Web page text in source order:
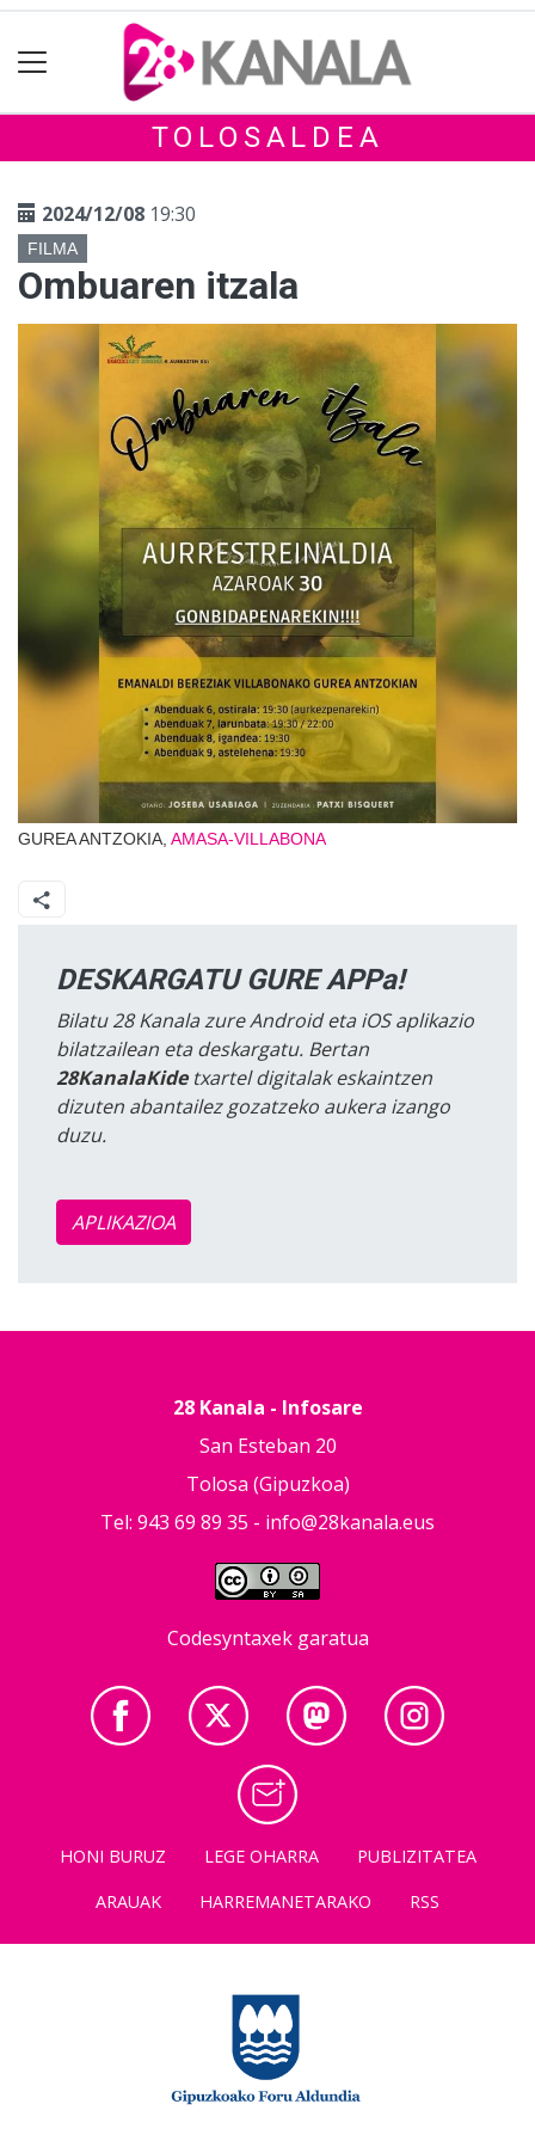
TOLOSALDEA
2024/12/08 19:30
FILMA
Ombuaren itzala
GUREA ANTZOKIA, AMASA-VILLABONA
DESKARGATU GURE APPa!
Bilatu 28 Kanala zure Android eta iOS aplikazio
bilatzailean eta deskargatu. Bertan
28KanalaKidetxartel digitalak eskaintzen
dizuten abantailez gozatzeko aukera izango
duzu.
APLIKAZIOA
28 Kanala - Infosare
San Esteban 20
Tolosa (Gipuzkoa)
Tel: 943 69 89 35 - info@28kanala.eus
Codesyntaxek garatua
HONI BURUZ LEGE OHARRA
PUBLIZITATEA
ARAUAK
HARREMANETARAKO RSS